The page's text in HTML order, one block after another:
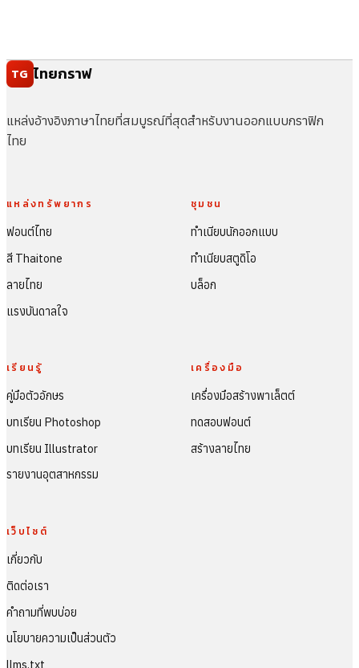
TG ไทยกราฟ
แหล่งอ้างอิงภาษาไทยที่สมบูรณ์ที่สุดสำหรับงานออกแบบกราฟิก
ไทย
แหล่งทรัพยากร
ฟอนต์ไทย
สี Thaitone
ลายไทย
แรงบันดาลใจ
ชุมชน
ทำเนียบนักออกแบบ
ทำเนียบสตูดิโอ
บล็อก
เรียนรู้
คู่มือตัวอักษร
บทเรียน Photoshop
บทเรียน Illustrator
รายงานอุตสาหกรรม
เครื่องมือ
เครื่องมือสร้างพาเล็ตต์
ทดสอบฟอนต์
สร้างลายไทย
เว็บไซต์
เกี่ยวกับ
ติดต่อเรา
คำถามที่พบบ่อย
นโยบายความเป็นส่วนตัว
llms.txt